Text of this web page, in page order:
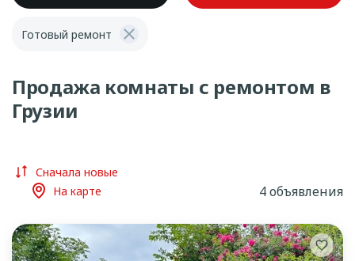
Готовый ремонт
Продажа комнаты с ремонтом в
Грузии
Сначала новые
На карте
4 объявления